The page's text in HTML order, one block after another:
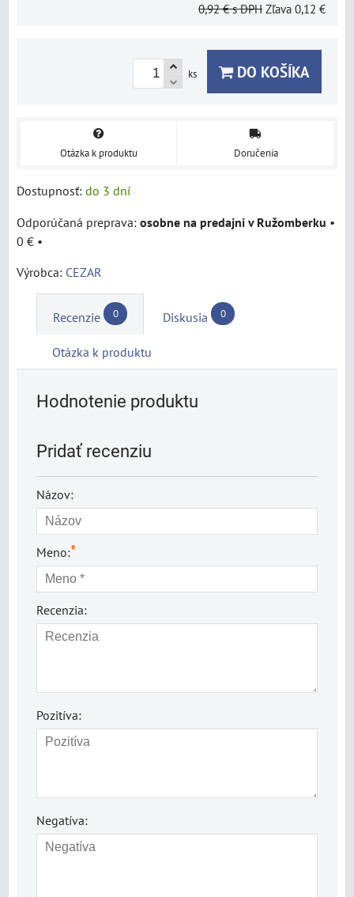
0,92 € s DPH Zľava 0,12 €
ks DO KOŠÍKA
Otázka k produktu Doručenia
Dostupnosť: do 3 dní
osobne na predajni v Ružomberku •
0 € •
Výrobca: CEZAR
Recenzie 0 Diskusia 0
Otázka k produktu
Hodnotenie produktu
Pridať recenziu
Názov:
Meno:*
Recenzia:
Pozitíva:
Negatíva: